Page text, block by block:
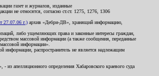
газет и журналов, изданные
не относятся, согласно ст.ст. 1275, 1276, 1306
27.07.06 г.) архив «Дебри-ДВ», хранящий информацию,
либо ущемляющих права и законные интересы граждан,
массовой информации (а также сообщения, переданные
информации».
распространитель не является надлежащим
апелляционного определения Хабаровского краевого суда